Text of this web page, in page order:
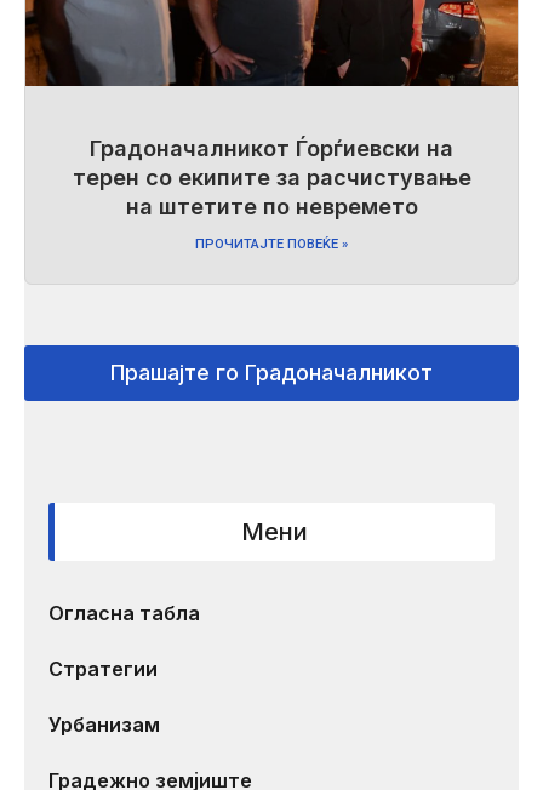
Градоначалникот Ѓорѓиевски на
терен со екипите за расчистување
на штетите по невремето
ПРОЧИТАЈТЕ ПОВЕЌЕ »
Прашајте го Градоначалникот
Мени
Огласна табла
Стратегии
Урбанизам
Градежно земјиште